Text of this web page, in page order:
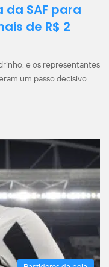
SAF para
de R$ 2
e os representantes
um passo decisivo